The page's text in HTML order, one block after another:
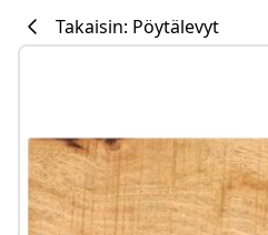
#sharemevidaxl
Takaisin: Pöytälevyt